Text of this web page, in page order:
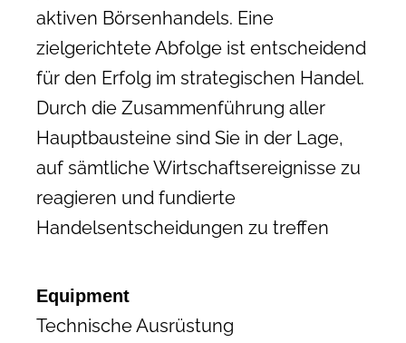
aktiven Börsenhandels. Eine
zielgerichtete Abfolge ist entscheidend
für den Erfolg im strategischen Handel.
Durch die Zusammenführung aller
Hauptbausteine sind Sie in der Lage,
auf sämtliche Wirtschaftsereignisse zu
reagieren und fundierte
Handelsentscheidungen zu treffen
Equipment
Technische Ausrüstung